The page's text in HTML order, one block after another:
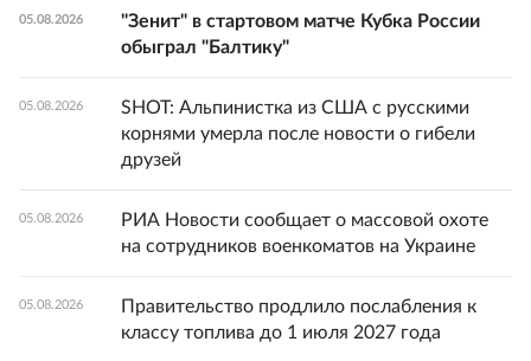
05.08.2026
"Зенит" в стартовом матче Кубка России
обыграл "Балтику"
05.08.2026
SHOT: Альпинистка из США с русскими
корнями умерла после новости о гибели
друзей
05.08.2026
РИА Новости сообщает о массовой охоте
на сотрудников военкоматов на Украине
05.08.2026
Правительство продлило послабления к
классу топлива до 1 июля 2027 года